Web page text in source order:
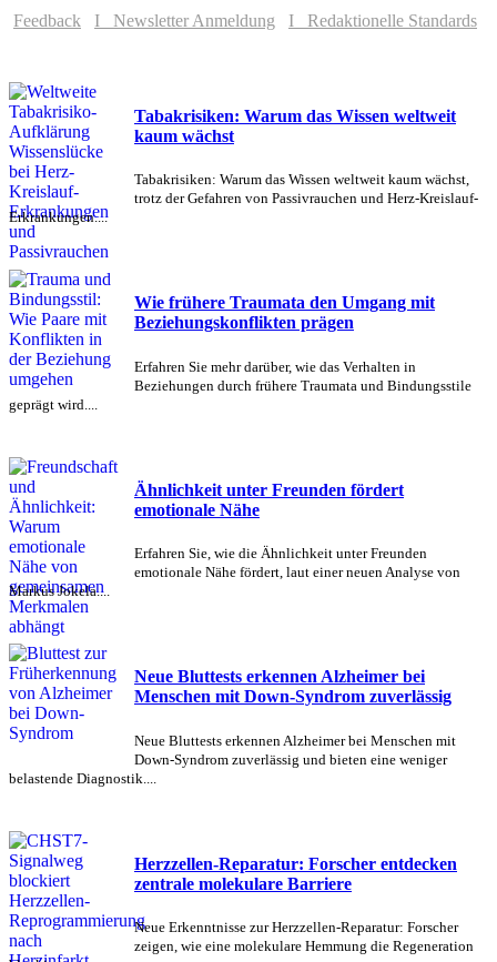
Feedback I Newsletter Anmeldung I Redaktionelle Standards
Tabakrisiken: Warum das Wissen weltweit
kaum wächst
Tabakrisiken: Warum das Wissen weltweit kaum wächst,
trotz der Gefahren von Passivrauchen und Herz-Kreislauf-
Erkrankungen....
Wie frühere Traumata den Umgang mit
Beziehungskonflikten prägen
Erfahren Sie mehr darüber, wie das Verhalten in
Beziehungen durch frühere Traumata und Bindungsstile
geprägt wird....
Ähnlichkeit unter Freunden fördert
emotionale Nähe
Erfahren Sie, wie die Ähnlichkeit unter Freunden
emotionale Nähe fördert, laut einer neuen Analyse von
Markus Jokela....
Neue Bluttests erkennen Alzheimer bei
Menschen mit Down-Syndrom zuverlässig
Neue Bluttests erkennen Alzheimer bei Menschen mit
Down-Syndrom zuverlässig und bieten eine weniger
belastende Diagnostik....
Herzzellen-Reparatur: Forscher entdecken
zentrale molekulare Barriere
Neue Erkenntnisse zur Herzzellen-Reparatur: Forscher
zeigen, wie eine molekulare Hemmung die Regeneration